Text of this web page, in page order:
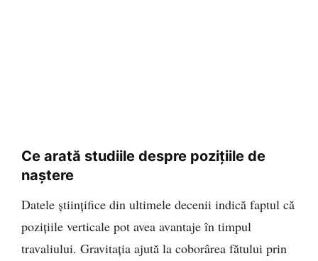
Ce arată studiile despre pozițiile de
naștere
Datele științifice din ultimele decenii indică faptul că
pozițiile verticale pot avea avantaje în timpul
travaliului. Gravitația ajută la coborârea fătului prin